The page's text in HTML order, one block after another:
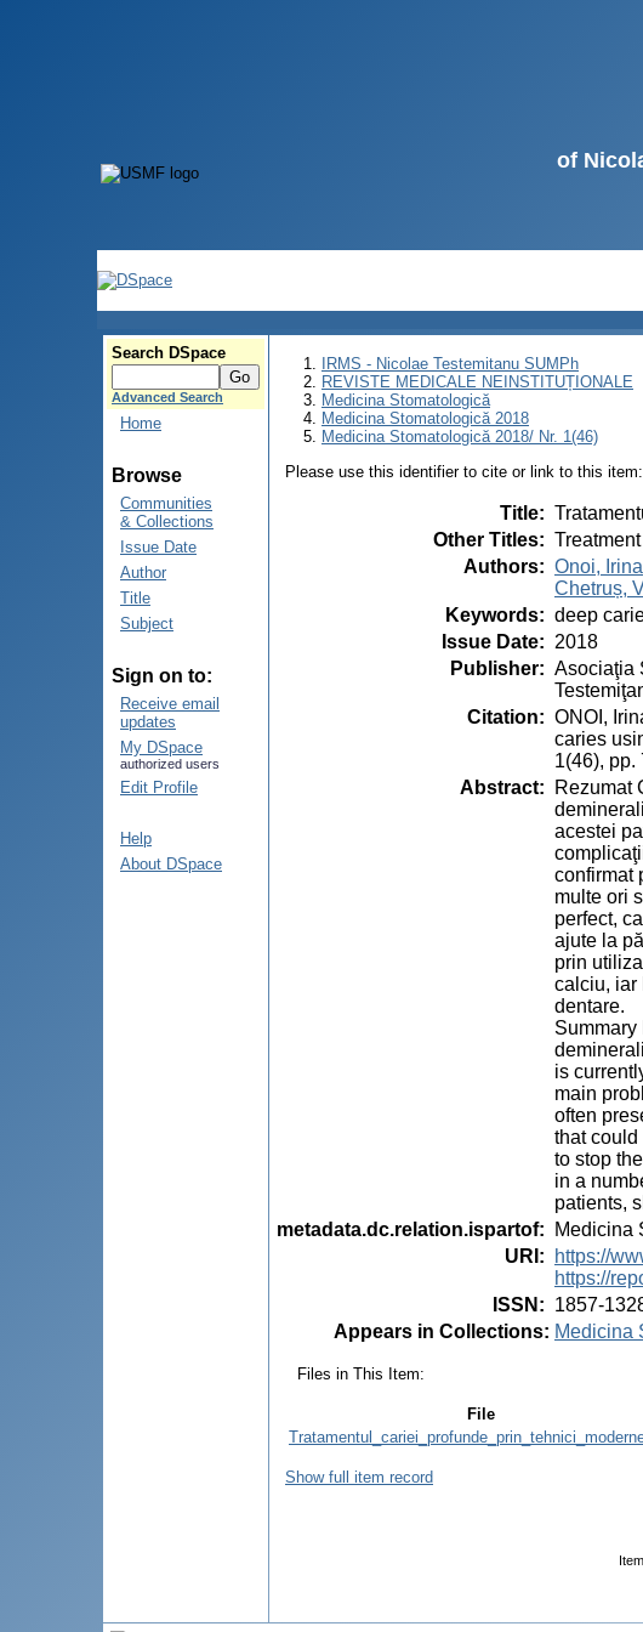
of
Search DSpace
Advanced Search
Home
Browse
Communities
& Collections
Issue Date
Author
Title
Subject
Sign on to:
Receive email
updates
My DSpace
authorized users
Edit Profile
Help
About DSpace
IRMS - Nicolae Testemitanu SUMPh
REVISTE MEDICALE NEINSTITUȚIONALE
Medicina Stomatologică
Medicina Stomatologică 2018
Medicina Stomatologică 2018/ Nr. 1(46)
Please use this identifier to cite or link to this item:
Title:
Other Titles:
Authors: Onoi, Irina
Chetruș,
Keywords: deep
Issue Date: 2018
Publisher: Asociaţia
Citation: ONOI,
caries
1(46), pp.
Abstract:
Rezumat
acestei
confirmat
multe ori
perfect,
ajute la
prin
calciu, iar
dentare.
Summary
is
main
often
that could
to stop
in a
patients,
metadata.dc.relation.ispartof:
Medicina
URI :
https://
https://
ISSN : 1857-
Appears in Collections: Medicina
Files in This Item:
File
Show full item record